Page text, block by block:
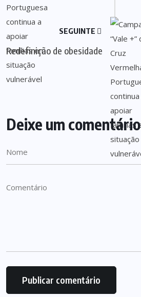
SEGUINTE
Redefinição de obesidade
Deixe um comentário